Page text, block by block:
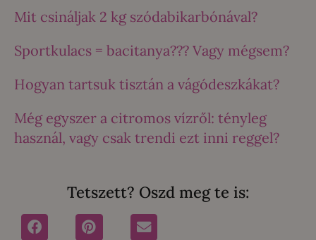
Mit csináljak 2 kg szódabikarbónával?
Sportkulacs = bacitanya??? Vagy mégsem?
Hogyan tartsuk tisztán a vágódeszkákat?
Még egyszer a citromos vízről: tényleg
használ, vagy csak trendi ezt inni reggel?
Tetszett? Oszd meg te is: